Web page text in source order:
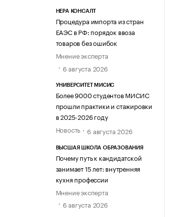
НЕРА КОНСАЛТ
Процедура импорта из стран
ЕАЭС в РФ: порядок ввоза
товаров без ошибок
Мнение эксперта
6 августа 2026
УНИВЕРСИТЕТ МИСИС
Более 9000 студентов МИСИС
прошли практики и стажировки
в 2025-2026 году
Новость
6 августа 2026
ВЫСШАЯ ШКОЛА ОБРАЗОВАНИЯ
Почему путь к кандидатской
занимает 15 лет: внутренняя
кухня профессии
Мнение эксперта
6 августа 2026